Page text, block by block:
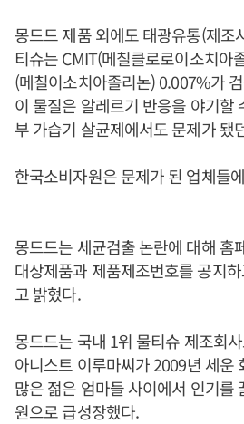
몽드드 제품 외에도 태광유통(제조
티슈는 CMIT(메칠클로로이소치아
(메칠이소치아졸리논) 0.007%가
이 물질은 알레르기 반응을 야기할
부 가습기 살균제에서도 문제가 됐
한국소비자원은 문제가 된 업체들
몽드드는 세균검출 논란에 대해 홈
대상제품과 제품제조번호를 공지
고 밝혔다.
몽드드는 국내 1위 물티슈 제조회
아니스트 이루마씨가 2009년 세운
많은 젊은 엄마들 사이에서 인기를
원으로 급성장했다.